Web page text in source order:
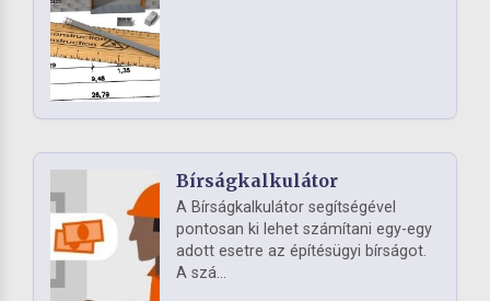
Bírságkalkulátor
A Bírságkalkulátor segítségével
pontosan ki lehet számítani egy-egy
adott esetre az építésügyi bírságot.
A szá...